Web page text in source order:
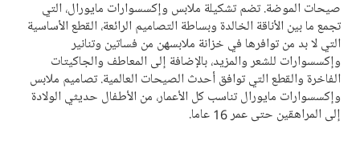
صيحات الموضة. تضم تشكيلة ملابس وإكسسوارات مايورال، التي
تجمع ما بين الأناقة الخالدة وبساطة التصاميم الرائعة، القطع الأساسية
التي لا بد من توافرها في خزانة ملابسهن من فساتين وتنانير
وإكسسوارات للشعر والمزيد، بالإضافة إلى المعاطف والجاكيتات
الفاخرة والقطع التي توافق أحدث الصيحات العالمية. تصاميم ملابس
وإكسسوارات مايورال تناسب كل الأعمار، من الأطفال حديثي الولادة
إلى المراهقين حتى عمر 16 عاما.